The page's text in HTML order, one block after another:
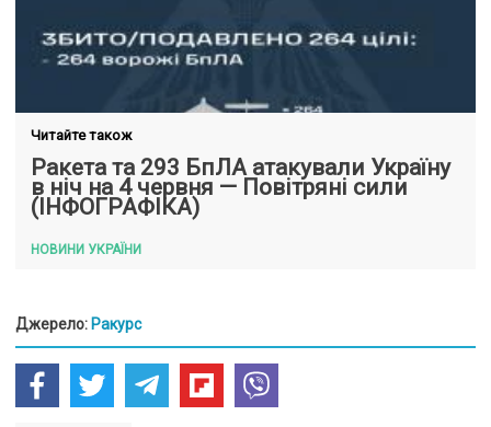
Читайте також
Ракета та 293 БпЛА атакували Україну
в ніч на 4 червня — Повітряні сили
(ІНФОГРАФІКА)
НОВИНИ УКРАЇНИ
Джерело: Ракурс